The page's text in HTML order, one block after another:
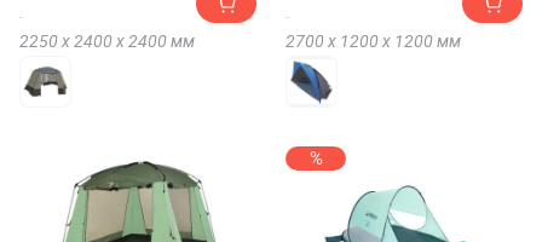
2250 х2400 х2400 мм 2700 х 1200 х 1200 мм
%